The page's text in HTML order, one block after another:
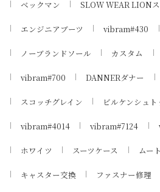
ベックマン SLOW WEAR LION
エンジニアブーツ vibram#430
ノーブランドソール カスタム
vibram#700 DANNERダナー
スコッチグレイン ビルケンシュト
vibram#4014 vibram#7124
ホワイツ スーツケース ムー
キャスター交換 ファスナー修理